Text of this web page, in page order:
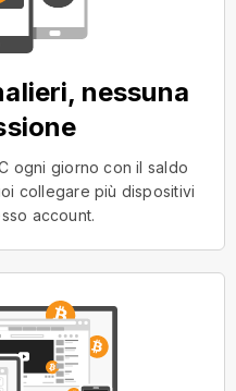
nessuna
ogni giorno con il saldo
collegare più dispositivi
account.